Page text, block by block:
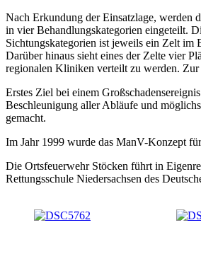
Nach Erkundung der Einsatzlage, werden
in vier Behandlungskategorien eingeteilt.
Sichtungskategorien ist jeweils ein Zelt im
Darüber hinaus sieht eines der Zelte vier
regionalen Kliniken verteilt zu werden. Zur
Erstes Ziel bei einem
Beschleunigung aller Abläufe und
gemacht.
Im Jahr 1999 wurde das ManV-Konzept
Die Ortsfeuerwehr Stöcken führt in
Rettungsschule Niedersachsen des